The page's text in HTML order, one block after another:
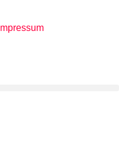
Impressum